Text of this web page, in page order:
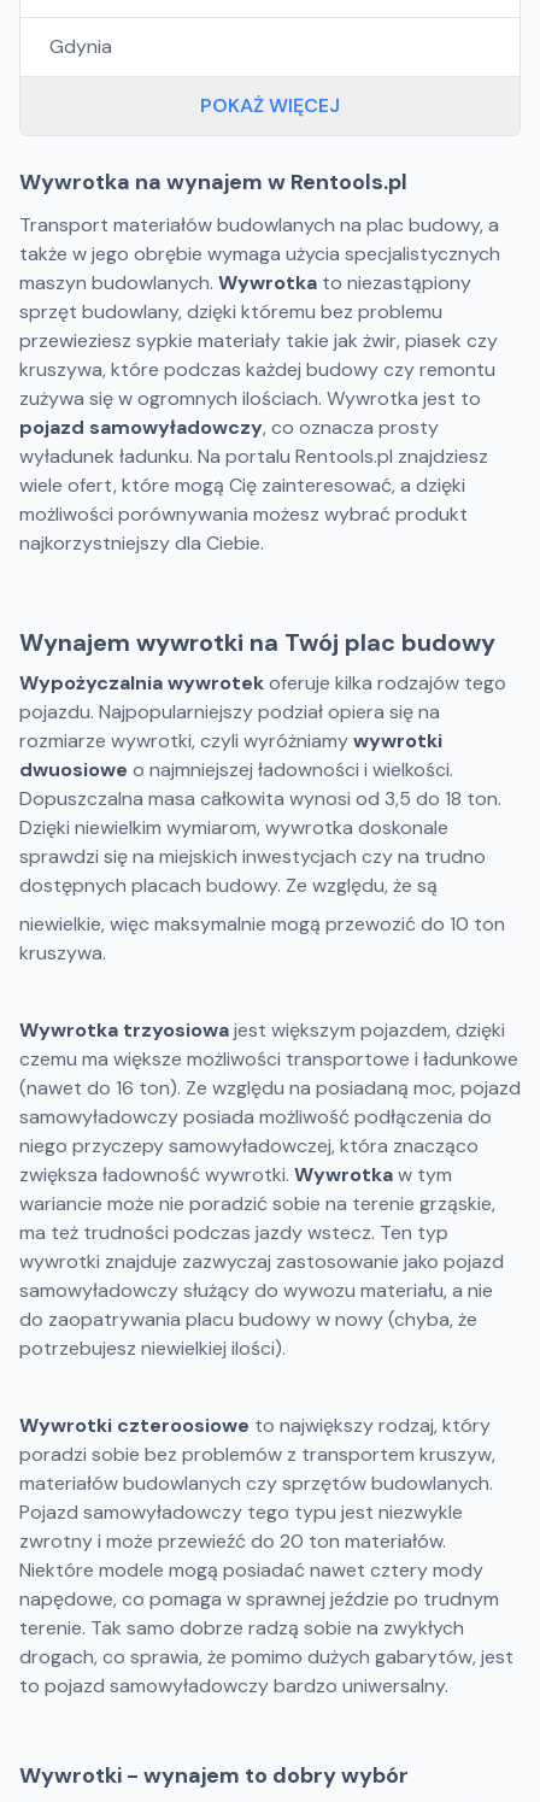
Gdynia
POKAŻ WIĘCEJ
Wywrotka na wynajem w Rentools.pl
Transport materiałów budowlanych na plac budowy, a
także w jego obrębie wymaga użycia specjalistycznych
maszyn budowlanych. Wywrotka to niezastąpiony
sprzęt budowlany, dzięki któremu bez problemu
przewieziesz sypkie materiały takie jak żwir, piasek czy
kruszywa, które podczas każdej budowy czy remontu
zużywa się w ogromnych ilościach. Wywrotka jest to
pojazd samowyładowczy, co oznacza prosty
wyładunek ładunku. Na portalu Rentools.pl znajdziesz
wiele ofert, które mogą Cię zainteresować, a dzięki
możliwości porównywania możesz wybrać produkt
najkorzystniejszy dla Ciebie.
Wynajem wywrotki na Twój plac budowy
Wypożyczalnia wywrotekoferuje kilka rodzajów tego
pojazdu. Najpopularniejszy podział opiera się na
rozmiarze wywrotki, czyli wyróżniamywywrotki
dwuosiowe o najmniejszej ładowności i wielkości.
Dopuszczalna masa całkowita wynosi od 3,5 do 18 ton.
Dzięki niewielkim wymiarom, wywrotka doskonale
sprawdzi się na miejskich inwestycjach czy na trudno
dostępnych placach budowy. Ze względu, że są
niewielkie, więc maksymalnie mogą przewozić do 10 ton
kruszywa.
Wywrotka trzyosiowajest większym pojazdem, dzięki
czemu ma większe możliwości transportowe i ładunkowe
(nawet do 16 ton). Ze względu na posiadaną moc, pojazd
samowyładowczy posiada możliwość podłączenia do
niego przyczepy samowyładowczej, która znacząco
zwiększa ładowność wywrotki. Wywrotkaw tym
wariancie może nie poradzić sobie na terenie grząskie,
ma też trudności podczas jazdy wstecz. Ten typ
wywrotki znajduje zazwyczaj zastosowanie jako pojazd
samowyładowczy służący do wywozu materiału, a nie
do zaopatrywania placu budowy w nowy (chyba, że
potrzebujesz niewielkiej ilości).
Wywrotki czteroosiowe to największy rodzaj, który
poradzi sobie bez problemów z transportem kruszyw,
materiałów budowlanych czy sprzętów budowlanych.
Pojazd samowyładowczy tego typu jest niezwykle
zwrotny i może przewieźć do 20 ton materiałów.
Niektóre modele mogą posiadać nawet cztery mody
napędowe, co pomaga w sprawnej jeździe po trudnym
terenie. Tak samo dobrze radzą sobie na zwykłych
drogach, co sprawia, że pomimo dużych gabarytów, jest
to pojazd samowyładowczy bardzo uniwersalny.
Wywrotki - wynajem to dobry wybór